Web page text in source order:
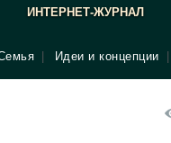
ИНТЕРНЕТ-ЖУРНАЛ
Идеи и концепции